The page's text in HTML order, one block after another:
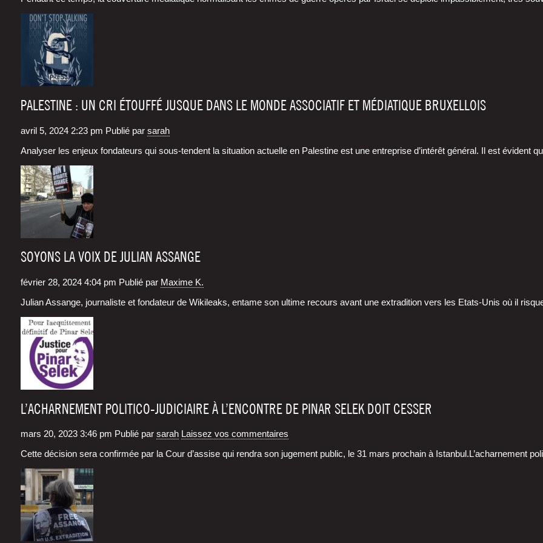
PALESTINE : UN CRI ÉTOUFFÉ JUSQUE DANS LE MONDE ASSOCIATIF ET MÉDIATIQUE BRUXELLOIS
avril 5, 2024 2:23 pm Publié par sarah
Ana­ly­ser les enjeux fon­da­teurs qui sous-tendent la situa­tion actuelle en Pales­tine est une entre­prise d’intérêt géné­ral. Il est évident
SOYONS LA VOIX DE JULIAN ASSANGE
février 28, 2024 4:04 pm Publié par Maxime K.
Julian Assange, jour­na­liste et fon­da­teur de Wiki­leaks, entame son ultime recours avant une extra­di­tion vers les Etats-Unis où il
L’ACHARNEMENT POLITICO-JUDICIAIRE À L’ENCONTRE DE PINAR SELEK DOIT CESSER
mars 20, 2023 3:46 pm Publié par sarah Laissez vos commentaires
Cette déci­sion sera confir­mée par la Cour d’as­sise qui ren­dra son juge­ment public, le 31 mars pro­chain à Istan­bul.L’acharne­ment